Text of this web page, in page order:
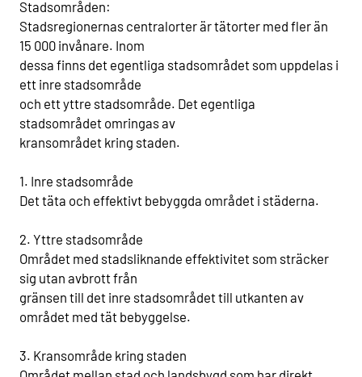
Stadsområden:
Stadsregionernas centralorter är tätorter med fler än
15 000 invånare. Inom
dessa finns det egentliga stadsområdet som uppdelas i
ett inre stadsområde
och ett yttre stadsområde. Det egentliga
stadsområdet omringas av
kransområdet kring staden.
1. Inre stadsområde
Det täta och effektivt bebyggda området i städerna.
2. Yttre stadsområde
Området med stadsliknande effektivitet som sträcker
sig utan avbrott från
gränsen till det inre stadsområdet till utkanten av
området med tät bebyggelse.
3. Kransområde kring staden